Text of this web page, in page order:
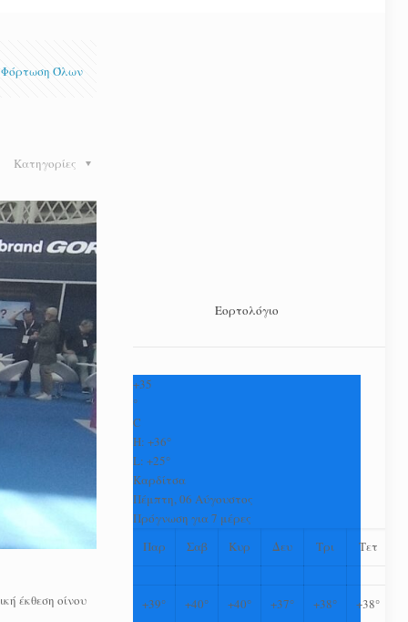
Φόρτωση Όλων
Κατηγορίες
έκθεση οίνου
Εορτολόγιο
+35
°
C
H:+36°
L:+25°
Καρδίτσα
Πέμπτη, 06 Αύγουστος
Πρόγνωση για 7 μέρες
Παρ
Σαβ Κυρ Δευ Τρι Τετ
+39° +40° +40° +37° +38° +38°